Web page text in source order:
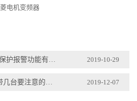
电机变频器
?三菱变频器保护报警功能有哪些? 2019-10-29
变频器同时带几台要注意的问题？ 2019-12-07